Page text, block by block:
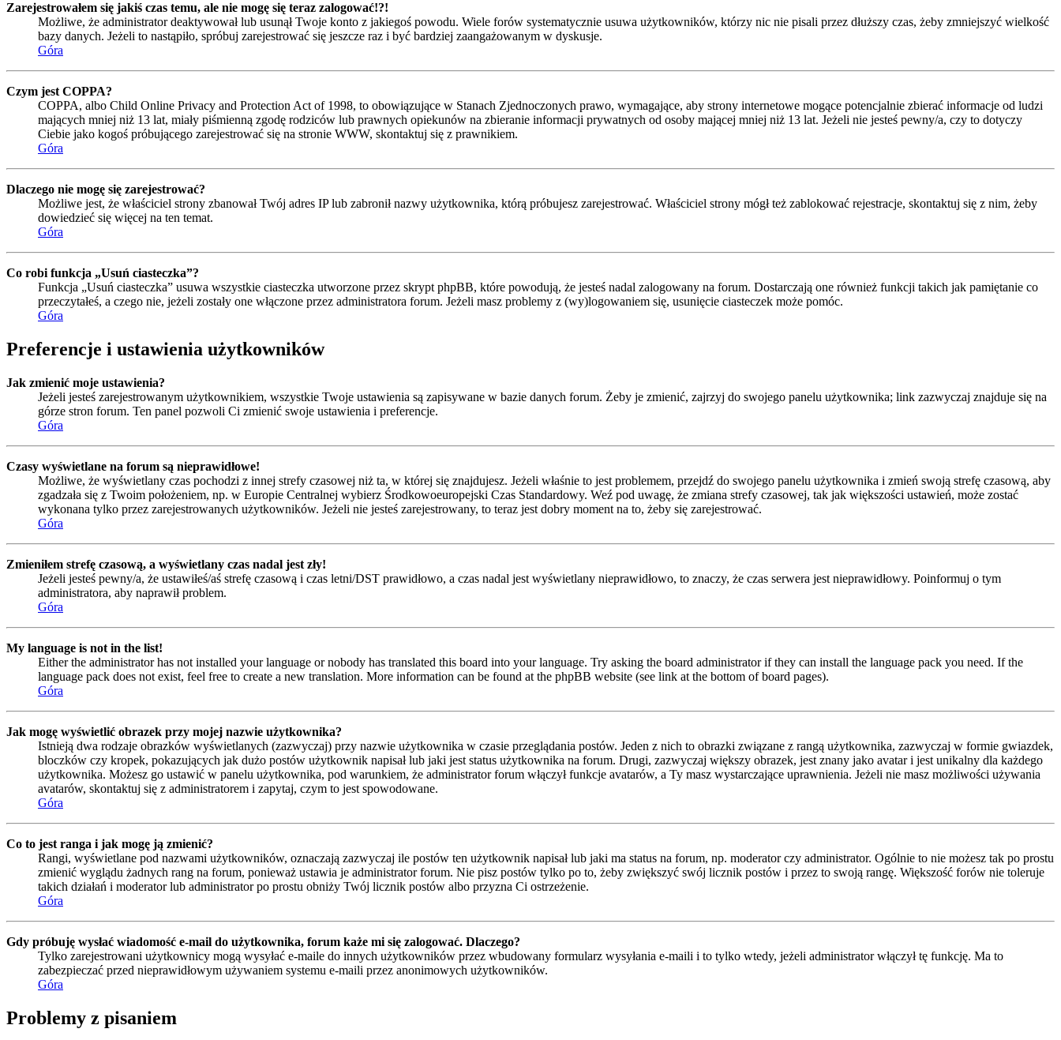
Zarejestrowałem się jakiś czas temu, ale nie mogę się teraz zalogować!?!
Możliwe, że administrator deaktywował lub usunął Twoje konto z jakiegoś powodu. Wiele forów systematycznie usuwa użytkowników, którzy nic nie pisali przez dłuższy czas, żeby zmniejszyć wielkość
bazy danych. Jeżeli to nastąpiło, spróbuj zarejestrować się jeszcze raz i być bardziej zaangażowanym w dyskusje.
Góra
Czym jest COPPA?
COPPA, albo Child Online Privacy and Protection Act of 1998, to obowiązujące w Stanach Zjednoczonych prawo, wymagające, aby strony internetowe mogące potencjalnie zbierać informacje od ludzi
mających mniej niż 13 lat, miały piśmienną zgodę rodziców lub prawnych opiekunów na zbieranie informacji prywatnych od osoby mającej mniej niż 13 lat. Jeżeli nie jesteś pewny/a, czy to dotyczy
Ciebie jako kogoś próbującego zarejestrować się na stronie WWW, skontaktuj się z prawnikiem.
Góra
Dlaczego nie mogę się zarejestrować?
Możliwe jest, że właściciel strony zbanował Twój adres IP lub zabronił nazwy użytkownika, którą próbujesz zarejestrować. Właściciel strony mógł też zablokować rejestracje, skontaktuj się z nim, żeby
dowiedzieć się więcej na ten temat.
Góra
Co robi funkcja „Usuń ciasteczka”?
Funkcja „Usuń ciasteczka” usuwa wszystkie ciasteczka utworzone przez skrypt phpBB, które powodują, że jesteś nadal zalogowany na forum. Dostarczają one również funkcji takich jak pamiętanie co
przeczytałeś, a czego nie, jeżeli zostały one włączone przez administratora forum. Jeżeli masz problemy z (wy)logowaniem się, usunięcie ciasteczek może pomóc.
Góra
Preferencje i ustawienia użytkowników
Jak zmienić moje ustawienia?
Jeżeli jesteś zarejestrowanym użytkownikiem, wszystkie Twoje ustawienia są zapisywane w bazie danych forum. Żeby je zmienić, zajrzyj do swojego panelu użytkownika; link zazwyczaj znajduje się na
górze stron forum. Ten panel pozwoli Ci zmienić swoje ustawienia i preferencje.
Góra
Czasy wyświetlane na forum są nieprawidłowe!
Możliwe, że wyświetlany czas pochodzi z innej strefy czasowej niż ta, w której się znajdujesz. Jeżeli właśnie to jest problemem, przejdź do swojego panelu użytkownika i zmień swoją strefę czasową, aby
zgadzała się z Twoim położeniem, np. w Europie Centralnej wybierz Środkowoeuropejski Czas Standardowy. Weź pod uwagę, że zmiana strefy czasowej, tak jak większości ustawień, może zostać
wykonana tylko przez zarejestrowanych użytkowników. Jeżeli nie jesteś zarejestrowany, to teraz jest dobry moment na to, żeby się zarejestrować.
Góra
Zmieniłem strefę czasową, a wyświetlany czas nadal jest zły!
Jeżeli jesteś pewny/a, że ustawiłeś/aś strefę czasową i czas letni/DST prawidłowo, a czas nadal jest wyświetlany nieprawidłowo, to znaczy, że czas serwera jest nieprawidłowy. Poinformuj o tym
administratora, aby naprawił problem.
Góra
My language is not in the list!
Either the administrator has not installed your language or nobody has translated this board into your language. Try asking the board administrator if they can install the language pack you need. If the
language pack does not exist, feel free to create a new translation. More information can be found at the phpBB website (see link at the bottom of board pages).
Góra
Jak mogę wyświetlić obrazek przy mojej nazwie użytkownika?
Istnieją dwa rodzaje obrazków wyświetlanych (zazwyczaj) przy nazwie użytkownika w czasie przeglądania postów. Jeden z nich to obrazki związane z rangą użytkownika, zazwyczaj w formie gwiazdek,
bloczków czy kropek, pokazujących jak dużo postów użytkownik napisał lub jaki jest status użytkownika na forum. Drugi, zazwyczaj większy obrazek, jest znany jako avatar i jest unikalny dla każdego
użytkownika. Możesz go ustawić w panelu użytkownika, pod warunkiem, że administrator forum włączył funkcje avatarów, a Ty masz wystarczające uprawnienia. Jeżeli nie masz możliwości używania
avatarów, skontaktuj się z administratorem i zapytaj, czym to jest spowodowane.
Góra
Co to jest ranga i jak mogę ją zmienić?
Rangi, wyświetlane pod nazwami użytkowników, oznaczają zazwyczaj ile postów ten użytkownik napisał lub jaki ma status na forum, np. moderator czy administrator. Ogólnie to nie możesz tak po prostu
zmienić wyglądu żadnych rang na forum, ponieważ ustawia je administrator forum. Nie pisz postów tylko po to, żeby zwiększyć swój licznik postów i przez to swoją rangę. Większość forów nie toleruje
takich działań i moderator lub administrator po prostu obniży Twój licznik postów albo przyzna Ci ostrzeżenie.
Góra
Gdy próbuję wysłać wiadomość e-mail do użytkownika, forum każe mi się zalogować. Dlaczego?
Tylko zarejestrowani użytkownicy mogą wysyłać e-maile do innych użytkowników przez wbudowany formularz wysyłania e-maili i to tylko wtedy, jeżeli administrator włączył tę funkcję. Ma to
zabezpieczać przed nieprawidłowym używaniem systemu e-maili przez anonimowych użytkowników.
Góra
Problemy z pisaniem